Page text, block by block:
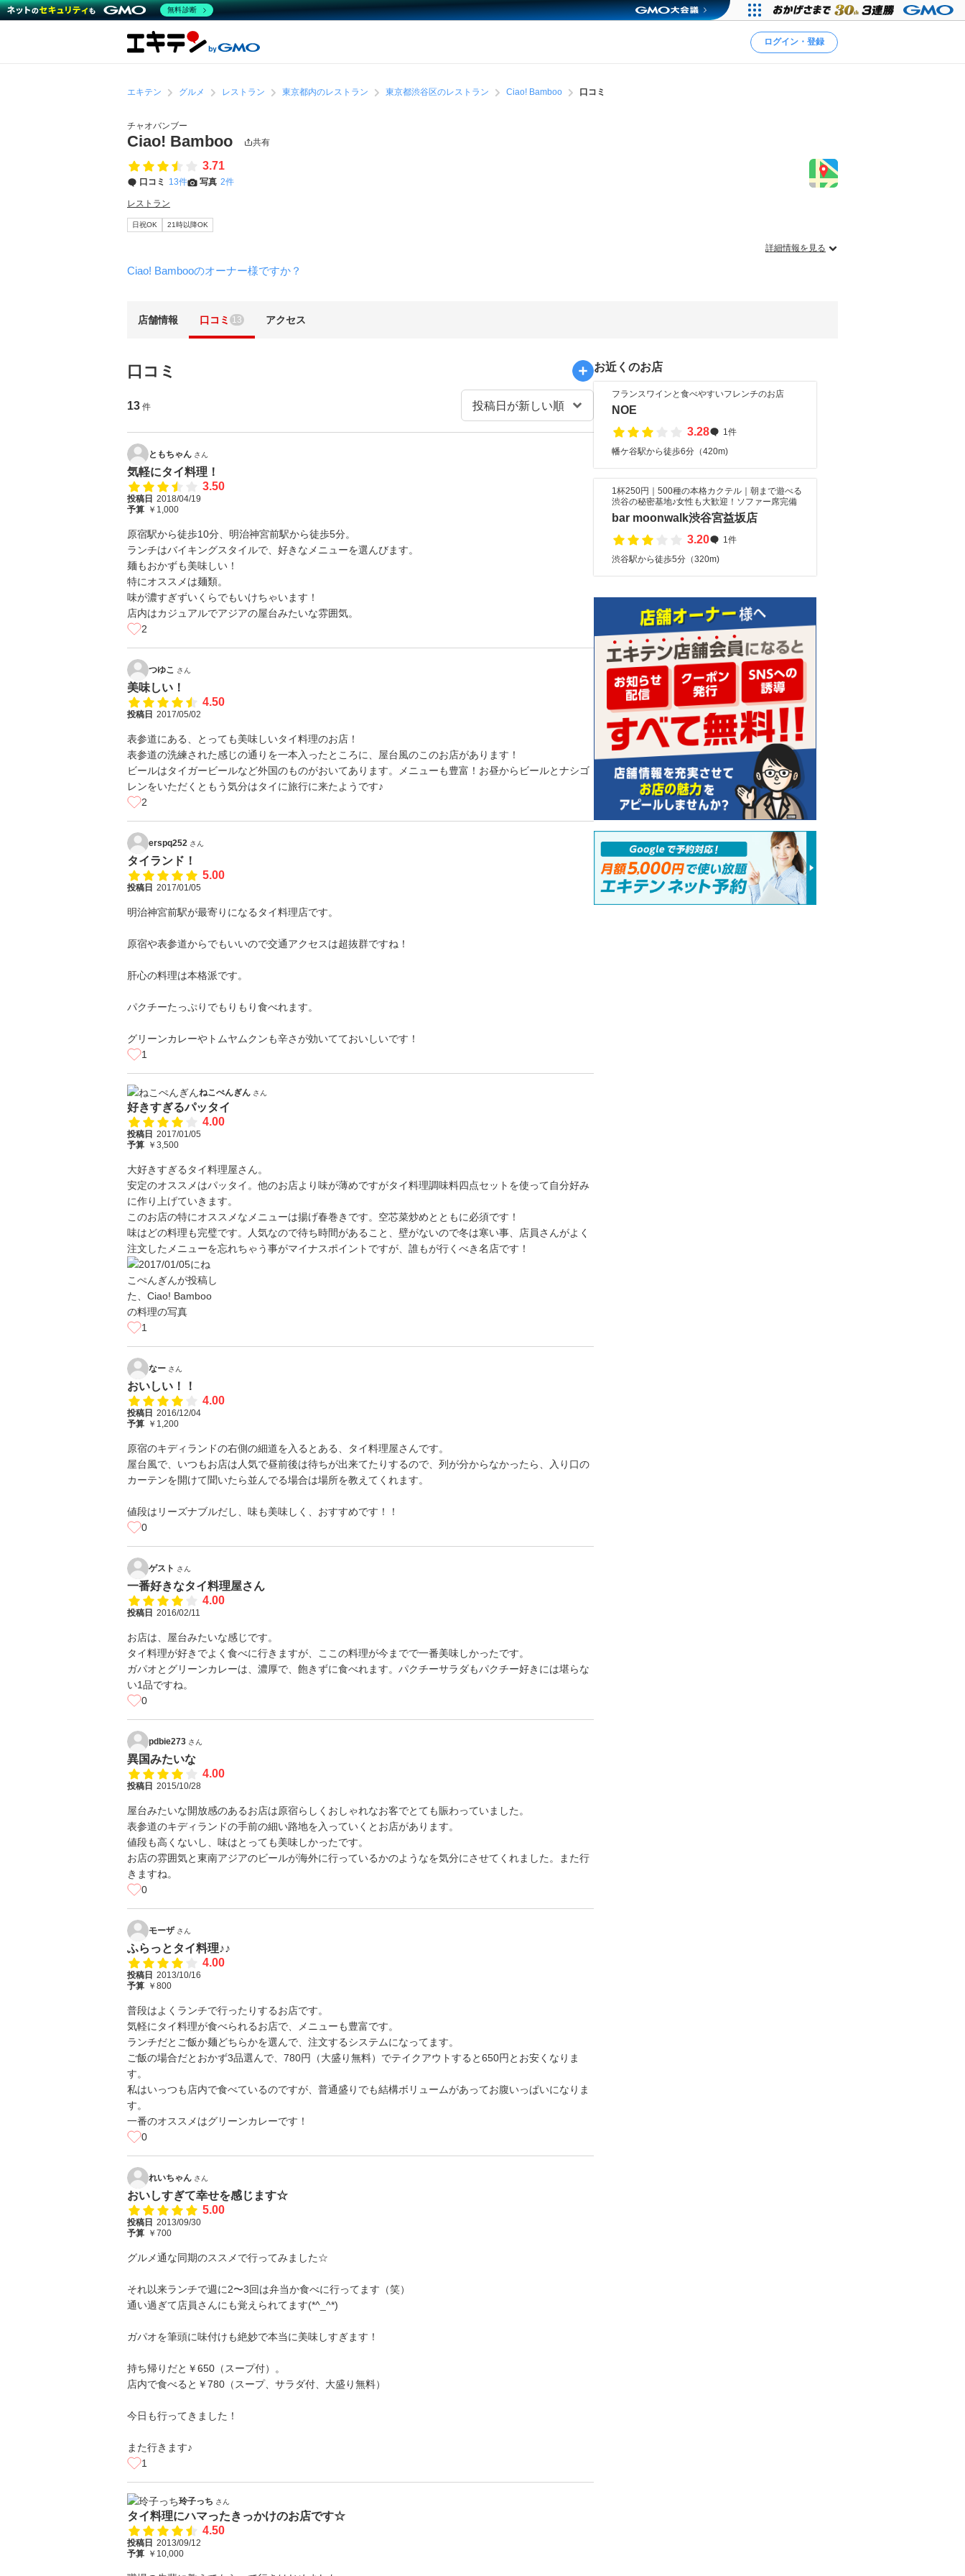
ログイン・登録
エキテン グルメ レストラン 東京都内のレストラン 東京都渋谷区のレストラン Ciao! Bamboo 口コミ
チャオバンブー
Ciao! Bamboo 共有
3.71
口コミ 13件 写真 2件
レストラン
日祝OK 21時以降OK
詳細情報を見る
Ciao! Bambooのオーナー様ですか？
店舗情報 口コミ 13 アクセス
口コミ
13 件
ともちゃん さん
気軽にタイ料理！
3.50
投稿日 2018/04/19
予算 ￥1,000
原宿駅から徒歩10分、明治神宮前駅から徒歩5分。
ランチはバイキングスタイルで、好きなメニューを選んびます。
麺もおかずも美味しい！
特にオススメは麺類。
味が濃すぎずいくらでもいけちゃいます！
店内はカジュアルでアジアの屋台みたいな雰囲気。
2
つゆこ さん
美味しい！
4.50
投稿日 2017/05/02
表参道にある、とっても美味しいタイ料理のお店！
表参道の洗練された感じの通りを一本入ったところに、屋台風のこのお店があります！
ビールはタイガービールなど外国のものがおいてあります。メニューも豊富！お昼からビールとナシゴ
レンをいただくともう気分はタイに旅行に来たようです♪
2
erspq252 さん
タイランド！
5.00
投稿日 2017/01/05
明治神宮前駅が最寄りになるタイ料理店です。
原宿や表参道からでもいいので交通アクセスは超抜群ですね！
肝心の料理は本格派です。
パクチーたっぷりでもりもり食べれます。
グリーンカレーやトムヤムクンも辛さが効いてておいしいです！
1
ねこぺんぎん さん
好きすぎるパッタイ
4.00
投稿日 2017/01/05
予算 ￥3,500
大好きすぎるタイ料理屋さん。
安定のオススメはパッタイ。他のお店より味が薄めですがタイ料理調味料四点セットを使って自分好み
に作り上げていきます。
このお店の特にオススメなメニューは揚げ春巻きです。空芯菜炒めとともに必須です！
味はどの料理も完璧です。人気なので待ち時間があること、壁がないので冬は寒い事、店員さんがよく
注文したメニューを忘れちゃう事がマイナスポイントですが、誰もが行くべき名店です！
1
なー さん
おいしい！！
4.00
投稿日 2016/12/04
予算 ￥1,200
原宿のキディランドの右側の細道を入るとある、タイ料理屋さんです。
屋台風で、いつもお店は人気で昼前後は待ちが出来てたりするので、列が分からなかったら、入り口の
カーテンを開けて聞いたら並んでる場合は場所を教えてくれます。
値段はリーズナブルだし、味も美味しく、おすすめです！！
0
ゲスト さん
一番好きなタイ料理屋さん
4.00
投稿日 2016/02/11
お店は、屋台みたいな感じです。
タイ料理が好きでよく食べに行きますが、ここの料理が今までで一番美味しかったです。
ガパオとグリーンカレーは、濃厚で、飽きずに食べれます。パクチーサラダもパクチー好きには堪らな
い1品ですね。
0
pdbie273 さん
異国みたいな
4.00
投稿日 2015/10/28
屋台みたいな開放感のあるお店は原宿らしくおしゃれなお客でとても賑わっていました。
表参道のキディランドの手前の細い路地を入っていくとお店があります。
値段も高くないし、味はとっても美味しかったです。
お店の雰囲気と東南アジアのビールが海外に行っているかのようなを気分にさせてくれました。また行
きますね。
0
モーザ さん
ふらっとタイ料理♪♪
4.00
投稿日 2013/10/16
予算 ￥800
普段はよくランチで行ったりするお店です。
気軽にタイ料理が食べられるお店で、メニューも豊富です。
ランチだとご飯か麺どちらかを選んで、注文するシステムになってます。
ご飯の場合だとおかず3品選んで、780円（大盛り無料）でテイクアウトすると650円とお安くなりま
す。
私はいっつも店内で食べているのですが、普通盛りでも結構ボリュームがあってお腹いっぱいになりま
す。
一番のオススメはグリーンカレーです！
0
れいちゃん さん
おいしすぎて幸せを感じます☆
5.00
投稿日 2013/09/30
予算 ￥700
グルメ通な同期のススメで行ってみました☆
それ以来ランチで週に2〜3回は弁当か食べに行ってます（笑）
通い過ぎて店員さんにも覚えられてます(*^_^*)
ガパオを筆頭に味付けも絶妙で本当に美味しすぎます！
持ち帰りだと￥650（スープ付）。
店内で食べると￥780（スープ、サラダ付、大盛り無料）
今日も行ってきました！
また行きます♪
1
玲子っち さん
タイ料理にハマったきっかけのお店です☆
4.50
投稿日 2013/09/12
予算 ￥10,000
お近くのお店
フランスワインと食べやすいフレンチのお店
NOE
3.28
1件
幡ケ谷駅から徒歩6分（420m)
1杯250円｜500種の本格カクテル｜朝まで遊べる
渋谷の秘密基地♪女性も大歓迎！ソファー席完備
bar moonwalk渋谷宮益坂店
3.20
1件
渋谷駅から徒歩5分（320m)
無料診断